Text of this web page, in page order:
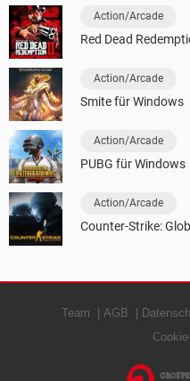
Action/Arcade
Red Dead
Action/Arcade
Smite für Windows
Action/Arcade
PUBG für Windows
Action/Arcade
Counter-Strike:
Team AGB